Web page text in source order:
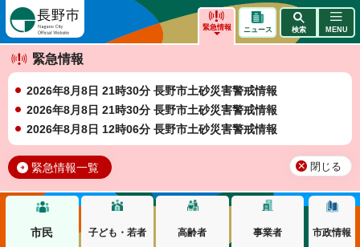
緊急情報
緊急情報
2026年8月8日 21時30分 長野市土砂災害警戒情報
2026年8月8日 21時30分 長野市土砂災害警戒情報
2026年8月8日 12時06分 長野市土砂災害警戒情報
緊急情報一覧 閉じる
ニュース 検索 MENU
市民 子ども・若者 高齢者 事業者 市政情報